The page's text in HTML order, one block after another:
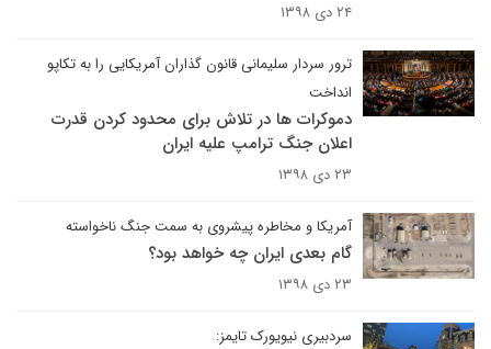
۲۴ دی ۱۳۹۸
ترور سردار سلیمانی قانون گذاران آمریکایی را به تکاپو
انداخت
دموکرات ها در تلاش برای محدود کردن قدرت
اعلان جنگ ترامپ علیه ایران
۲۳ دی ۱۳۹۸
آمریکا و مخاطره پیشروی به سمت جنگ ناخواسته
گام بعدی ایران چه خواهد بود؟ ​​​​​​​
۲۳ دی ۱۳۹۸
سردبیری نیویورک تایمز: